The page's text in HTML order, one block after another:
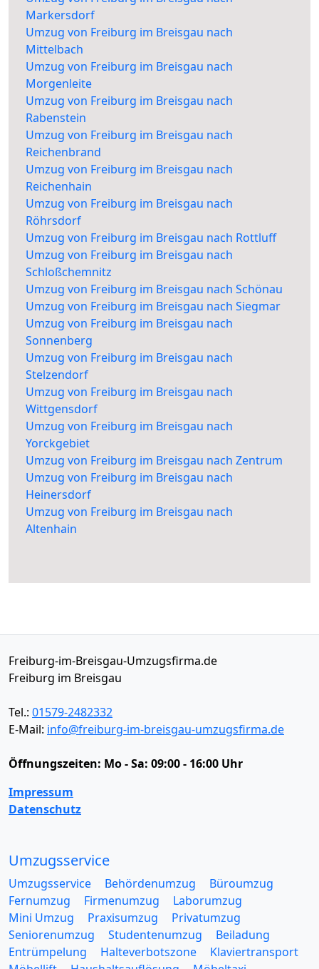
Markersdorf
Umzug von Freiburg im Breisgau nach
Mittelbach
Umzug von Freiburg im Breisgau nach
Morgenleite
Umzug von Freiburg im Breisgau nach
Rabenstein
Umzug von Freiburg im Breisgau nach
Reichenbrand
Umzug von Freiburg im Breisgau nach
Reichenhain
Umzug von Freiburg im Breisgau nach
Röhrsdorf
Umzug von Freiburg im Breisgau nach Rottluff
Umzug von Freiburg im Breisgau nach
Schloßchemnitz
Umzug von Freiburg im Breisgau nach Schönau
Umzug von Freiburg im Breisgau nach Siegmar
Umzug von Freiburg im Breisgau nach
Sonnenberg
Umzug von Freiburg im Breisgau nach
Stelzendorf
Umzug von Freiburg im Breisgau nach
Wittgensdorf
Umzug von Freiburg im Breisgau nach
Yorckgebiet
Umzug von Freiburg im Breisgau nach Zentrum
Umzug von Freiburg im Breisgau nach
Heinersdorf
Umzug von Freiburg im Breisgau nach
Altenhain
Freiburg-im-Breisgau-Umzugsfirma.de
Freiburg im Breisgau
Tel.: 01579-2482332
E-Mail: info@freiburg-im-breisgau-umzugsfirma.de
Öffnungszeiten: Mo - Sa: 09:00 - 16:00 Uhr
Impressum
Datenschutz
Umzugsservice
Umzugsservice Behördenumzug
Büroumzug
Fernumzug
Firmenumzug
Laborumzug
Mini Umzug
Praxisumzug
Privatumzug
Seniorenumzug
Studentenumzug
Beiladung
Entrümpelung
Halteverbotszone
Klaviertransport